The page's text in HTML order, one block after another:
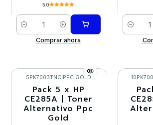
5.0
Cantidad
Comprar ahora
Cantidad
-10%
5PK7003TNC| PPC GOLD
Pack 5 x HP
CE285A | Toner
Alternativo Ppc
Gold
-10%
Agotado